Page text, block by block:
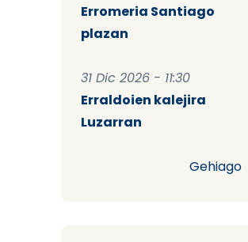
Erromeria Santiago
plazan
31 Dic 2026 - 11:30
Erraldoien kalejira
Luzarran
Gehiago